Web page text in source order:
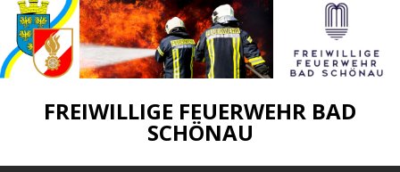
FREIWILLIGE FEUERWEHR BAD
SCHÖNAU